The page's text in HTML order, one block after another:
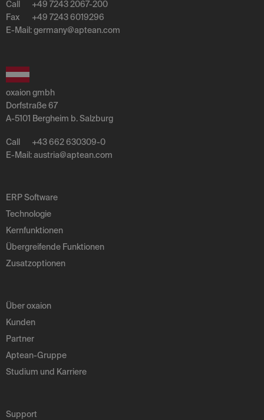
ERP Software
Technologie
Kernfunktionen
Übergreifende Funktionen
Zusatzoptionen
Über oxaion
Kunden
Partner
Aptean-Gruppe
Studium und Karriere
Support
Call
+49 7243 2067-200
Fax
+49 7243 6019296
E-Mail: germany@aptean.com
oxaion gmbh
Dorfstraße 67
A-5101 Bergheim b. Salzburg
Call
+43 662 630309-0
E-Mail: austria@aptean.com